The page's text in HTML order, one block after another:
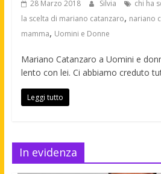
28 Marzo 2018 Silvia chi ha
la scelta di mariano catanzaro, nariano
mamma, Uomini e Donne
Mariano Catanzaro a Uomini e
lento con lei. Ci abbiamo creduto
Leggi tutto
In evidenza